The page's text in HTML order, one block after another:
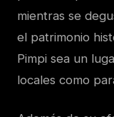
mientras se
el patrimonio
Pimpi sea un
locales como